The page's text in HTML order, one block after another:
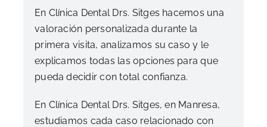
Blog
FAQ’s
Pedir cita
En Clínica Dental Drs. Sitges hacemos una
valoración personalizada durante la
primera visita, analizamos su caso y le
explicamos todas las opciones para que
pueda decidir con total confianza.
En Clínica Dental Drs. Sitges, en Manresa,
estudiamos cada caso relacionado con